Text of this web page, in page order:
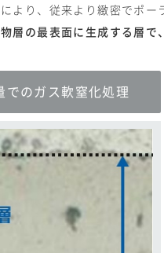
より、従来より緻密でポー
の最表面に生成する層で
でのガス軟窒化処理